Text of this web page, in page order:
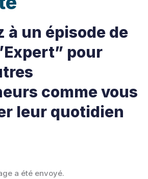
à un épisode de
pour
comme vous
leur quotidien
a été envoyé.